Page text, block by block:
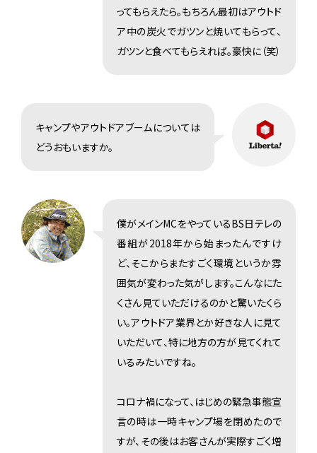
ってもらえたら。もちろん最初はアウトド
ア中の炭火でガツンと焼いてもらって、
ガツンと食べてもらえれば。豪快に（笑）
キャンプやアウトドアブームについては
どうおもいますか。
僕がメインMCをやっているBS日テレの
番組が2018年から始まったんですけ
ど、そこからまたすごく環境というか雰
囲気が変わった気がします。こんなにた
くさん見ていただけるのかと驚いたくら
い。アウトドア業界とか好きな人に見て
いただいて、特に地方の方が見てくれて
いるみたいですね。
コロナ禍になって、はじめの緊急事態宣
言の時は一時キャンプ場を閉めたので
すが、その後はお客さんが実際すごく増